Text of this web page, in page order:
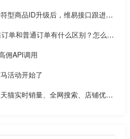
型商品ID升级后，维易接口跟进情
单和普通订单有什么区别？怎么区
已付尾款？预售中支付了定金的宝
佣API调用
活动开始了
猫实时销量、全网搜索、店铺优惠